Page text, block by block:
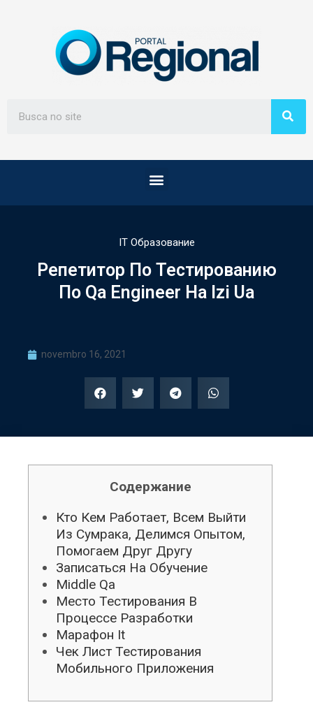
IT Образование
Репетитор По Тестированию
По Qa Engineer На Izi Ua
novembro 16, 2021
Содержание
Кто Кем Работает, Всем Выйти
Из Сумрака, Делимся Опытом,
Помогаем Друг Другу
Записаться На Обучение
Middle Qa
Место Тестирования В
Процессе Разработки
Марафон It
Чек Лист Тестирования
Мобильного Приложения